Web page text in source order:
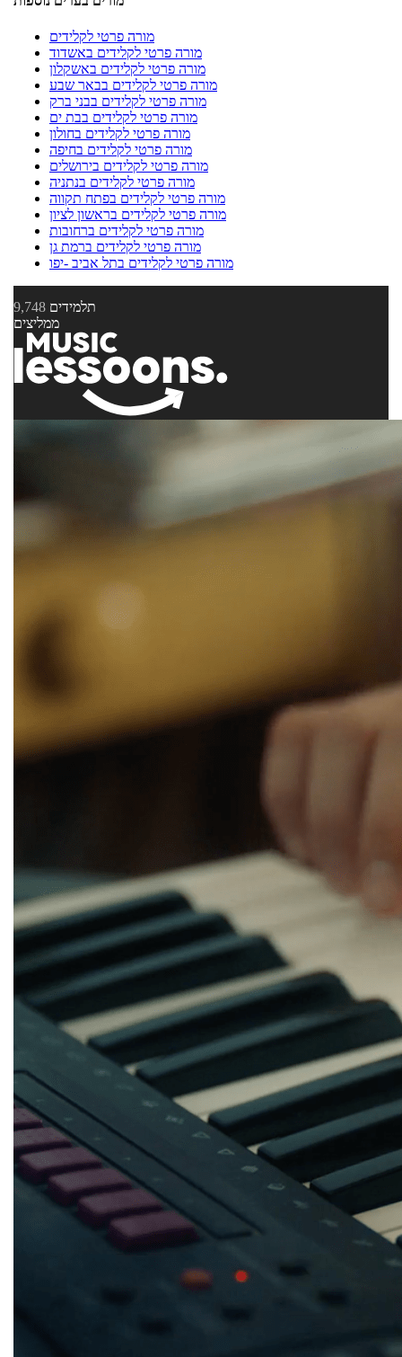
מורה פרטי לקלידים
מורה פרטי לקלידים באשדוד
מורה פרטי לקלידים באשקלון
מורה פרטי לקלידים בבאר שבע
מורה פרטי לקלידים בבני ברק
מורה פרטי לקלידים בבת ים
מורה פרטי לקלידים בחולון
מורה פרטי לקלידים בחיפה
מורה פרטי לקלידים בירושלים
מורה פרטי לקלידים בנתניה
מורה פרטי לקלידים בפתח תקווה
מורה פרטי לקלידים בראשון לציון
מורה פרטי לקלידים ברחובות
מורה פרטי לקלידים ברמת גן
מורה פרטי לקלידים בתל אביב -יפו
9,748 תלמידים
ממליצים